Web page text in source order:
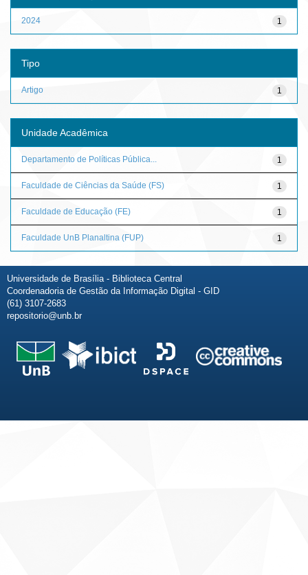
1
2024
Tipo
1
Artigo
Unidade Acadêmica
1
Departamento de Políticas Pública...
1
Faculdade de Ciências da Saúde (FS)
1
Faculdade de Educação (FE)
1
Faculdade UnB Planaltina (FUP)
Universidade de Brasília - Biblioteca Central
Coordenadoria de Gestão da Informação Digital - GID
(61) 3107-2683
repositorio@unb.br